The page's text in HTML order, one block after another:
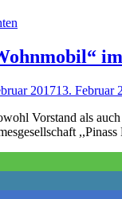
201713. Februar
Vorstand als